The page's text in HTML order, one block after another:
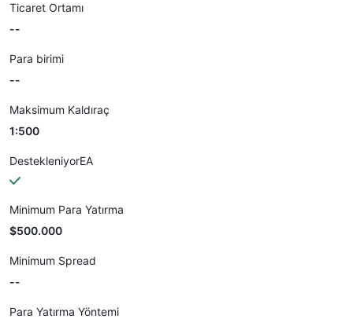
Ticaret Ortamı
--
Para birimi
--
Maksimum Kaldıraç
1:500
DestekleniyorEA
Minimum Para Yatırma
$500.000
Minimum Spread
--
Para Yatırma Yöntemi